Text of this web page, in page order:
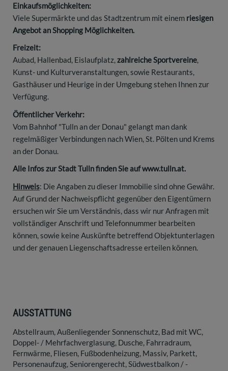
Einkaufsmöglichkeiten:
Viele Supermärkte und das Stadtzentrum mit einem riesigen
Angebot an Shopping Möglichkeiten.
Freizeit:
Aubad, Hallenbad, Eislaufplatz,zahlreiche Sportvereine,
Kunst- und Kulturveranstaltungen, sowie Restaurants,
Gasthäuser und Heurige in der Umgebung stehen Ihnen zur
Verfügung.
Öffentlicher Verkehr:
Vom Bahnhof "Tulln an der Donau" gelangt man dank
regelmäßiger Verbindungen nach Wien, St. Pölten und Krems
an der Donau.
Alle Infos zur Stadt Tulln finden Sie auf www.tulln.at.
Hinweis: Die Angaben zu dieser Immobilie sind ohne Gewähr.
Auf Grund der Nachweispflicht gegenüber den Eigentümern
ersuchen wir Sie um Verständnis, dass wir nur Anfragen mit
vollständiger Anschrift und Telefonnummer bearbeiten
können, sowie keine Auskünfte betreffend Objektunterlagen
und der genauen Liegenschaftsadresse erteilen können.
AUSSTATTUNG
Abstellraum Außenliegender Sonnenschutz Bad mit WC
Doppel- / Mehrfachverglasung Dusche Fahrradraum
Fernwärme Fliesen Fußbodenheizung Massiv Parkett
Personenaufzug Seniorengerecht Südwestbalkon / -